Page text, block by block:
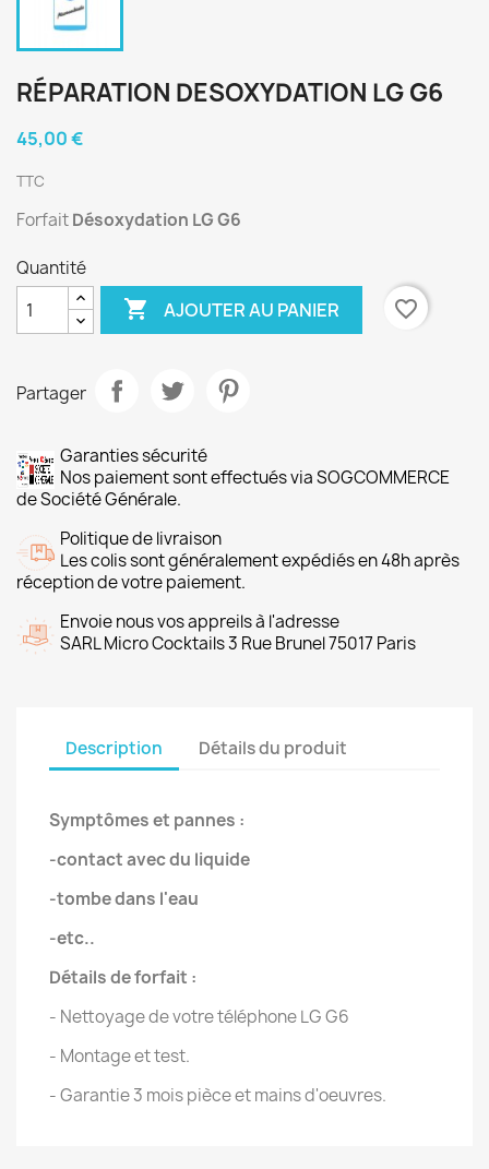
RÉPARATION DESOXYDATION LG G6
45,00 €
TTC
ForfaitDésoxydation LG G6
Quantité
 AJOUTER AU PANIER favorite_border
Partager
Garanties sécurité
Nos paiement sont effectués via SOGCOMMERCE
de Société Générale.
Politique de livraison
Les colis sont généralement expédiés en 48h après
réception de votre paiement.
Envoie nous vos appreils à l'adresse
SARL Micro Cocktails 3 Rue Brunel 75017 Paris
Description Détails du produit
Symptômes et pannes :
-contact avec du liquide
-tombe dans l'eau
-etc..
Détails de forfait :
- Nettoyage de votre téléphone LG G6
- Montage et test.
- Garantie 3 mois pièce et mains d'oeuvres.